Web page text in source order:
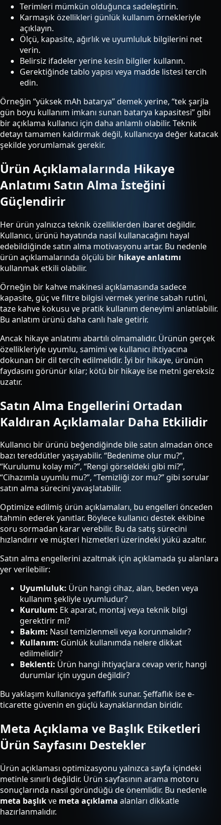
Terimleri mümkün olduğunca sadeleştirin.
Karmaşık özellikleri günlük kullanım örnekleriyle
açıklayın.
Ölçü, kapasite, ağırlık ve uyumluluk bilgilerini net
verin.
Belirsiz ifadeler yerine kesin bilgiler kullanın.
Gerektiğinde tablo yapısı veya madde listesi tercih
edin.
Örneğin “yüksek mAh batarya” demek yerine, “tek şarjla
gün boyu kullanım imkanı sunan batarya kapasitesi” gibi
bir açıklama kullanıcı için daha anlamlı olabilir. Teknik
detayı tamamen kaldırmak değil, kullanıcıya değer katacak
şekilde yorumlamak gerekir.
Ürün Açıklamalarında Hikaye
Anlatımı Satın Alma İsteğini
Güçlendirir
Her ürün yalnızca teknik özelliklerden ibaret değildir.
Kullanıcı, ürünü hayatında nasıl kullanacağını hayal
edebildiğinde satın alma motivasyonu artar. Bu nedenle
ürün açıklamalarında ölçülü bir hikaye anlatımı
kullanmak etkili olabilir.
Örneğin bir kahve makinesi açıklamasında sadece
kapasite, güç ve filtre bilgisi vermek yerine sabah rutini,
taze kahve kokusu ve pratik kullanım deneyimi anlatılabilir.
Bu anlatım ürünü daha canlı hale getirir.
Ancak hikaye anlatımı abartılı olmamalıdır. Ürünün gerçek
özellikleriyle uyumlu, samimi ve kullanıcı ihtiyacına
dokunan bir dil tercih edilmelidir. İyi bir hikaye, ürünün
faydasını görünür kılar; kötü bir hikaye ise metni gereksiz
uzatır.
Satın Alma Engellerini Ortadan
Kaldıran Açıklamalar Daha Etkilidir
Kullanıcı bir ürünü beğendiğinde bile satın almadan önce
bazı tereddütler yaşayabilir. “Bedenime olur mu?”,
“Kurulumu kolay mı?”, “Rengi görseldeki gibi mi?”,
“Cihazımla uyumlu mu?”, “Temizliği zor mu?” gibi sorular
satın alma sürecini yavaşlatabilir.
Optimize edilmiş ürün açıklamaları, bu engelleri önceden
tahmin ederek yanıtlar. Böylece kullanıcı destek ekibine
soru sormadan karar verebilir. Bu da satış sürecini
hızlandırır ve müşteri hizmetleri üzerindeki yükü azaltır.
Satın alma engellerini azaltmak için açıklamada şu alanlara
yer verilebilir:
Uyumluluk: Ürün hangi cihaz, alan, beden veya
kullanım şekliyle uyumludur?
Kurulum: Ek aparat, montaj veya teknik bilgi
gerektirir mi?
Bakım: Nasıl temizlenmeli veya korunmalıdır?
Kullanım: Günlük kullanımda nelere dikkat
edilmelidir?
Beklenti: Ürün hangi ihtiyaçlara cevap verir, hangi
durumlar için uygun değildir?
Bu yaklaşım kullanıcıya şeffaflık sunar. Şeffaflık ise e-
ticarette güvenin en güçlü kaynaklarından biridir.
Meta Açıklama ve Başlık Etiketleri
Ürün Sayfasını Destekler
Ürün açıklaması optimizasyonu yalnızca sayfa içindeki
metinle sınırlı değildir. Ürün sayfasının arama motoru
sonuçlarında nasıl göründüğü de önemlidir. Bu nedenle
meta başlıkve meta açıklama alanları dikkatle
hazırlanmalıdır.